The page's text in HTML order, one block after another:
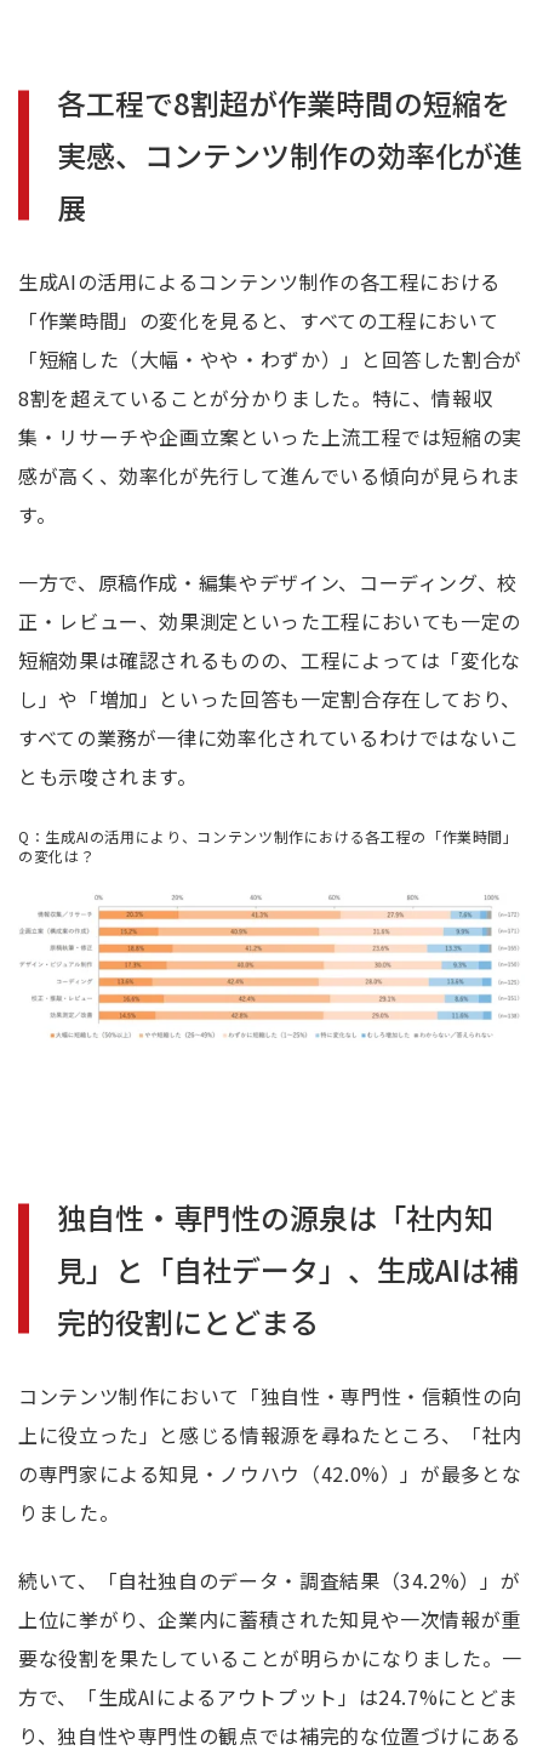
各工程で8割超が作業時間の短縮を
実感、コンテンツ制作の効率化が進
展
生成AIの活用によるコンテンツ制作の各工程における
「作業時間」の変化を見ると、すべての工程において
「短縮した（大幅・やや・わずか）」と回答した割合が
8割を超えていることが分かりました。特に、情報収
集・リサーチや企画立案といった上流工程では短縮の実
感が高く、効率化が先行して進んでいる傾向が見られま
す。
一方で、原稿作成・編集やデザイン、コーディング、校
正・レビュー、効果測定といった工程においても一定の
短縮効果は確認されるものの、工程によっては「変化な
し」や「増加」といった回答も一定割合存在しており、
すべての業務が一律に効率化されているわけではないこ
とも示唆されます。
Q：生成AIの活用により、コンテンツ制作における各工程の「作業時間」
の変化は？
独自性・専門性の源泉は「社内知
見」と「自社データ」、生成AIは補
完的役割にとどまる
コンテンツ制作において「独自性・専門性・信頼性の向
上に役立った」と感じる情報源を尋ねたところ、「社内
の専門家による知見・ノウハウ（42.0%）」が最多とな
りました。
続いて、「自社独自のデータ・調査結果（34.2%）」が
上位に挙がり、企業内に蓄積された知見や一次情報が重
要な役割を果たしていることが明らかになりました。一
方で、「生成AIによるアウトプット」は24.7%にとどま
り、独自性や専門性の観点では補完的な位置づけにある